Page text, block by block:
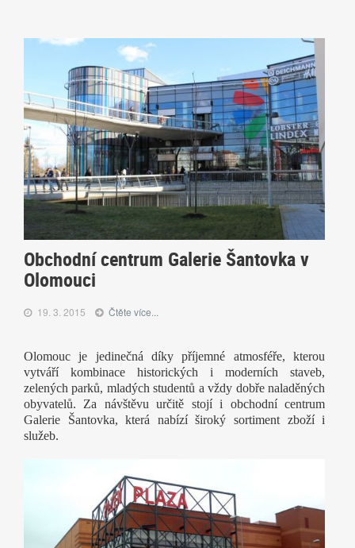
Obchodní centrum Galerie Šantovka v
Olomouci
19. 3. 2015 Čtěte více...
Olomouc je jedinečná díky příjemné atmosféře, kterou
vytváří kombinace historických i moderních staveb,
zelených parků, mladých studentů a vždy dobře naladěných
obyvatelů. Za návštěvu určitě stojí i obchodní centrum
Galerie Šantovka, která nabízí široký sortiment zboží i
služeb.